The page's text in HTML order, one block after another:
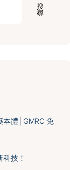
搜
尋
體 | GMRC 免
技！